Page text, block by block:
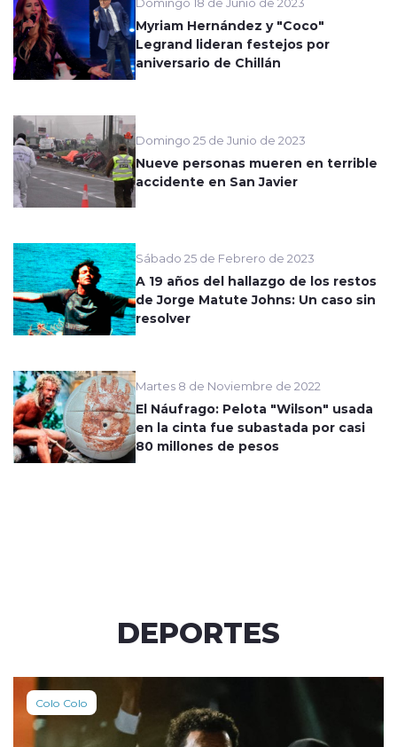
Myriam Hernández y "Coco"
Legrand lideran festejos por
aniversario de Chillán
Domingo 25 de Junio de 2023
Nueve personas mueren en terrible
accidente en San Javier
Sábado 25 de Febrero de 2023
A 19 años del hallazgo de los restos
de Jorge Matute Johns: Un caso sin
resolver
Martes 8 de Noviembre de 2022
El Náufrago: Pelota "Wilson" usada
en la cinta fue subastada por casi
80 millones de pesos
DEPORTES
Colo Colo